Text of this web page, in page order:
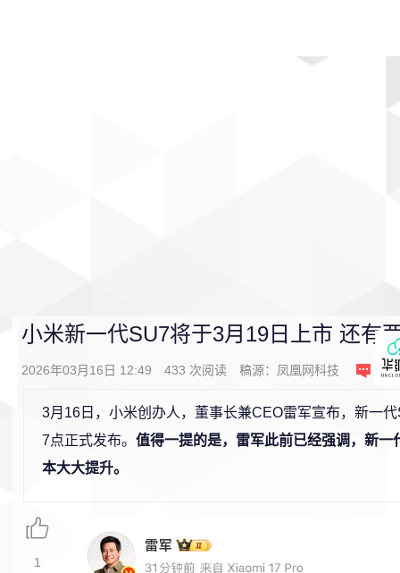
小米新一代SU7将于3月19日上市 还有
2026年03月16日 12:49 433 次阅读 稿源： 凤凰网科技 0条
3月16日，小米创办人，董事长兼CEO雷军宣布，新一
7点正式发布。 值得一提的是，雷军此前已经强调，新一
本大大提升。
1